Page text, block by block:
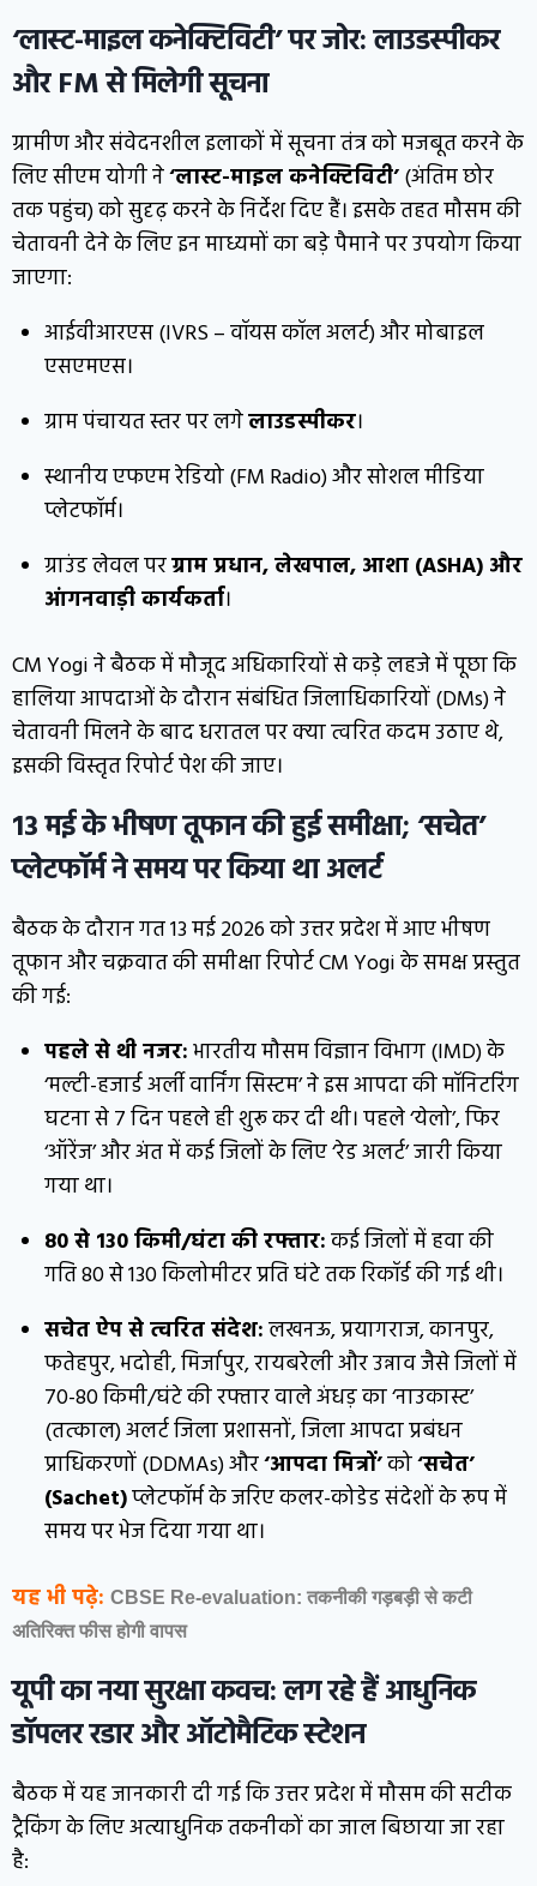
‘लास्ट-माइल कनेक्टिविटी’ पर जोर: लाउडस्पीकर
और FM से मिलेगी सूचना
ग्रामीण और संवेदनशील इलाकों में सूचना तंत्र को मजबूत करने के
लिए सीएम योगी ने‘लास्ट-माइल कनेक्टिविटी’(अंतिम छोर
तक पहुंच) को सुदृढ़ करने के निर्देश दिए हैं। इसके तहत मौसम की
चेतावनी देने के लिए इन माध्यमों का बड़े पैमाने पर उपयोग किया
जाएगा:
आईवीआरएस (IVRS – वॉयस कॉल अलर्ट) और मोबाइल
एसएमएस।
ग्राम पंचायत स्तर पर लगेलाउडस्पीकर।
स्थानीय एफएम रेडियो (FM Radio) और सोशल मीडिया
प्लेटफॉर्म।
ग्राउंड लेवल परग्राम प्रधान, लेखपाल, आशा (ASHA) और
आंगनवाड़ी कार्यकर्ता।
CM Yogi ने बैठक में मौजूद अधिकारियों से कड़े लहजे में पूछा कि
हालिया आपदाओं के दौरान संबंधित जिलाधिकारियों (DMs) ने
चेतावनी मिलने के बाद धरातल पर क्या त्वरित कदम उठाए थे,
इसकी विस्तृत रिपोर्ट पेश की जाए।
13 मई के भीषण तूफान की हुई समीक्षा; ‘सचेत’
प्लेटफॉर्म ने समय पर किया था अलर्ट
बैठक के दौरान गत 13 मई 2026 को उत्तर प्रदेश में आए भीषण
तूफान और चक्रवात की समीक्षा रिपोर्ट CM Yogi के समक्ष प्रस्तुत
की गई:
पहले से थी नजर:भारतीय मौसम विज्ञान विभाग (IMD) के
‘मल्टी-हजार्ड अर्ली वार्निंग सिस्टम’ ने इस आपदा की मॉनिटरिंग
घटना से 7 दिन पहले ही शुरू कर दी थी। पहले ‘येलो’, फिर
‘ऑरेंज’ और अंत में कई जिलों के लिए ‘रेड अलर्ट’ जारी किया
गया था।
80 से 130 किमी/घंटा की रफ्तार:कई जिलों में हवा की
गति 80 से 130 किलोमीटर प्रति घंटे तक रिकॉर्ड की गई थी।
सचेत ऐप से त्वरित संदेश:लखनऊ, प्रयागराज, कानपुर,
फतेहपुर, भदोही, मिर्जापुर, रायबरेली और उन्नाव जैसे जिलों में
70-80 किमी/घंटे की रफ्तार वाले अंधड़ का ‘नाउकास्ट’
(तत्काल) अलर्ट जिला प्रशासनों, जिला आपदा प्रबंधन
प्राधिकरणों (DDMAs) और‘आपदा मित्रों’को‘सचेत’
(Sachet)प्लेटफॉर्म के जरिए कलर-कोडेड संदेशों के रूप में
समय पर भेज दिया गया था।
यह भी पढ़े: CBSE Re-evaluation: तकनीकी गड़बड़ी से कटी
अतिरिक्त फीस होगी वापस
यूपी का नया सुरक्षा कवच: लग रहे हैं आधुनिक
डॉपलर रडार और ऑटोमैटिक स्टेशन
बैठक में यह जानकारी दी गई कि उत्तर प्रदेश में मौसम की सटीक
ट्रैकिंग के लिए अत्याधुनिक तकनीकों का जाल बिछाया जा रहा
है: